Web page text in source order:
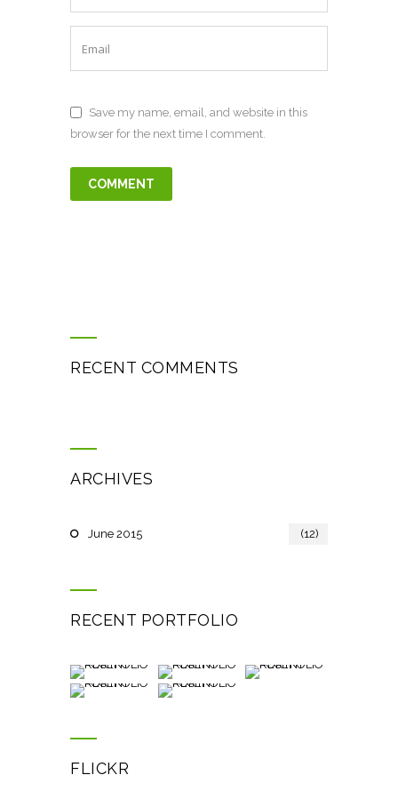
Save my name, email, and website in this
browser for the next time I comment.
RECENT COMMENTS
ARCHIVES
June 2015 (12)
RECENT PORTFOLIO
FLICKR